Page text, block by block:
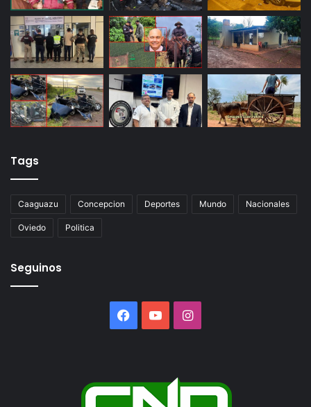
Tags
Caaguazu Concepcion Deportes Mundo Nacionales
Oviedo Politica
Seguinos
FacebookYouTubeInstagram